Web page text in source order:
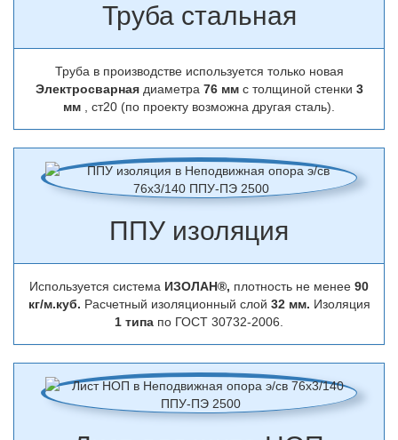
Труба стальная
Труба в производстве используется только новая
Электросварная диаметра 76 ммс толщиной стенки 3
мм , ст20 (по проекту возможна другая сталь).
ППУ изоляция
Используется система ИЗОЛАН®, плотность не менее 90
кг/м.куб. Расчетный изоляционный слой 32 мм. Изоляция
1 типа по ГОСТ 30732-2006.